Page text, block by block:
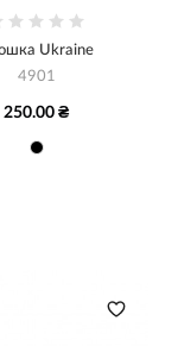
Ukraine
4901
250.00 ₴